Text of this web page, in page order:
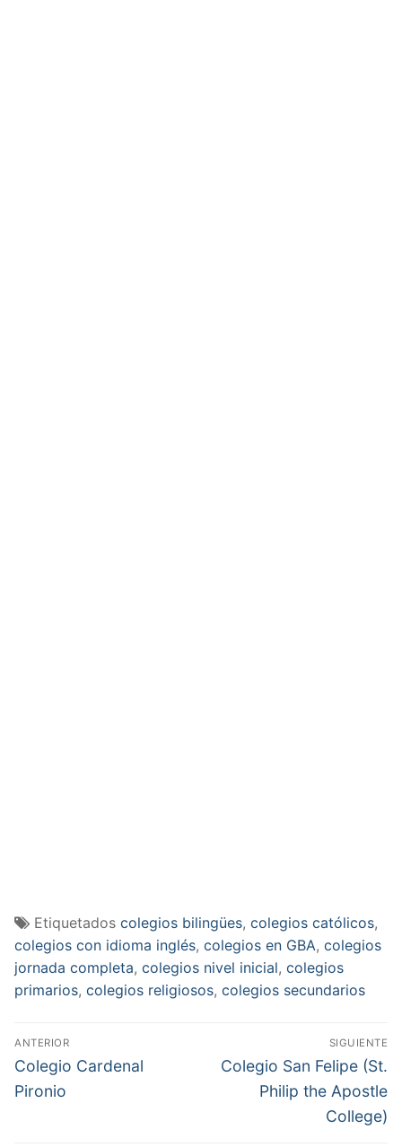
Etiquetados colegios bilingües, colegios católicos,
colegios con idioma inglés, colegios en GBA, colegios
jornada completa, colegios nivel inicial, colegios
primarios, colegios religiosos, colegios secundarios
Navegación
de
entradas
ANTERIOR
Entrada
anterior:
Colegio Cardenal
Pironio
SIGUIENTE
Entrada
siguiente:
Colegio San Felipe (St.
Philip the Apostle
College)